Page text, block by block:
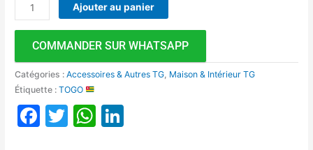
Ajouter au panier
COMMANDER SUR WHATSAPP
Catégories :Accessoires & Autres TG Maison & Intérieur TG
Étiquette :TOGO
Facebook
TwitterWhatsApp